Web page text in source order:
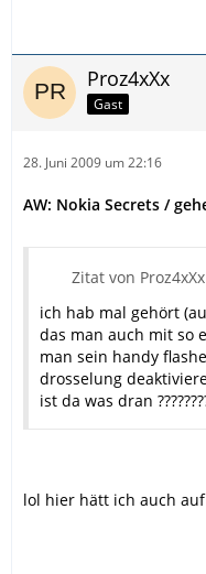
Proz4xXx
Gast
28. Juni 2009 um 22:16
AW: Nokia Secrets /
Zitat von Proz4xXx
ich hab mal gehört
das man auch mit so
man sein handy
drosselung
ist da was dran
lol hier hätt ich auch